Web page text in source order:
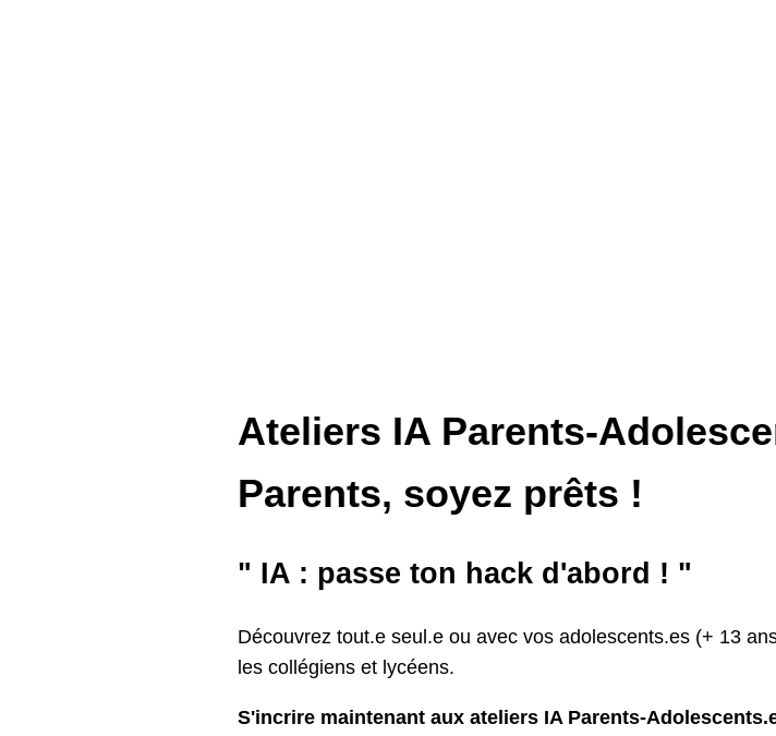
Ateliers IA Parents-
Parents, soyez prêts !
" IA : passe ton hack d'abord ! "
Découvrez tout.e seul.e ou avec vos adolescents.es (+ 13
les collégiens et lycéens.
S'incrire maintenant aux ateliers IA Parents-